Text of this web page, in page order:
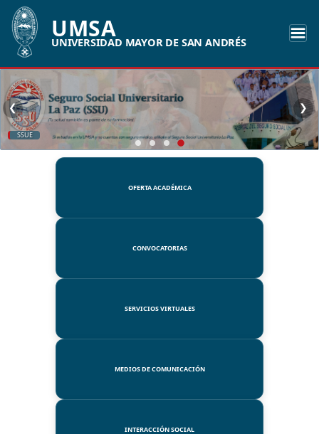
UMSA
UNIVERSIDAD MAYOR DE SAN ANDRÉS
SSUE
❮ ❯
OFERTA ACADÉMICA
CONVOCATORIAS
SERVICIOS VIRTUALES
MEDIOS DE COMUNICACIÓN
INTERACCIÓN SOCIAL